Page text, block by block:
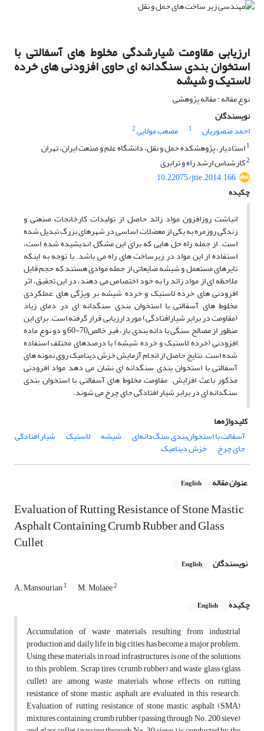
ارزیابی مقاومت شیارشدگی مخلوط‏ های آسفالتی با
استخوان‏ بندی سنگ‏دانه ‏ای حاوی افزودنی‏ های خرده
لاستیک و شیشه
نوع مقاله : مقاله پژوهشی
نویسندگان
احمد منصوریان
1 مصعب مولایی2
1استادیار، پژوهشکده حمل و نقل، دانشگاه علم و صنعت ایران، تهران
2کارشناس ارشد راه و ترابری
10.22075/jtie.2014.166
چکیده
انباشت روزافزون مواد زائد حاصل از تولیدات کارخانجات صنعتی و
زندگی روزمره به یکی از معضلات اساسی در شهرهای بزرگ تبدیل شده
است. از جمله راه­ حل ­هایی که برای این مشکل اندیشیده شده است،
استفاده از این مواد در زیرساخت­ های راه می­ باشد. با توجه به اینکه
تایر­های مستعمل و شیشه ضایعاتی از جمله موادی هستند که حجم قابل
ملاحظه ­ای از مواد زائد را به خود اختصاص می ­دهند، در این تحقیق، اثر
افزودنی­ های خرده لاستیک و خرده شیشه بر ویژگی­ های عملکردی
مخلوط­ های آسفالتی با استخوان­ بندی سنگ­دانه­ ای در دمای زیاد
(مقاومت در برابر شیارافتادگی) مورد ارزیابی قرار گرفته است. برای این
منظور از مصالح سنگی با دانه بندی باز، قیر خالص70-60 و دو نوع ماده
افزودنی (خرده لاستیک و خرده شیشه) با درصدهای مختلف استفاده
شده است. نتایج حاصل از انجام آزمایش خزش دینامیک روی نمونه­ های
آسفالتی با استخوان­ بندی سنگ­دانه­ ای نشان می­ دهد مواد افزودنی
مذکور باعث افزایش مقاومت مخلوط­ های آسفالتی با استخوان­ بندی
سنگ­دانه ­ای در برابر شیار افتادگی جای چرخ می ­شوند.
کلیدواژه‌ها
آسفالت با استخوان‌بندی سنگ‌دانه‌ای
شیشه لاستیک شیار افتادگی
جای چرخ خزش دینامیک
عنوان مقاله English
Evaluation of Rutting Resistance of Stone Mastic
Asphalt Containing Crumb Rubber and Glass
Cullet
نویسندگان English
A. Mansourian1 M. Molaee2
چکیده English
Accumulation of waste materials resulting from industrial
production and daily life in big cities has become a major problem.
Using these materials in road infrastructures is one of the solutions
to this problem. Scrap tires (crumb rubber) and waste glass (glass
cullet) are among waste materials whose effects on rutting
resistance of stone mastic asphalt are evaluated in this research.
Evaluation of rutting resistance of stone mastic asphalt (SMA)
mixtures containing crumb rubber (passing through No. 200 sieve)